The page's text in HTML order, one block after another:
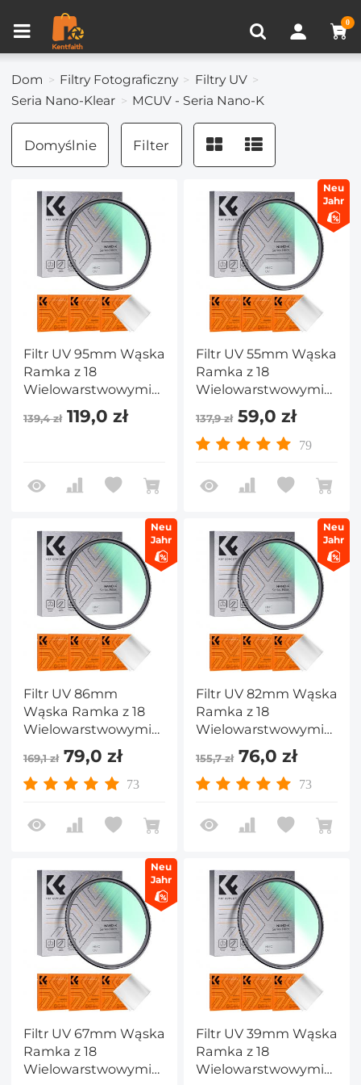
0
Porównanie produktów (0)
Dom Filtry Fotograficzny
Filtry UV
Seria Nano-Klear
MCUV - Seria Nano-K
Domyślnie Filter
Filtr UV 95mm Wąska
Ramka z 18
Wielowarstwowymi
Powłokami do
Obiektywu Aparatu -
139,4 zł119,0 zł
Neu
Jahr
Filtr UV 55mm Wąska
Ramka z 18
Wielowarstwowymi
Powłokami do
Obiektywu Aparatu -
Seria Nano-Klear
137,9 zł59,0 zł
79
Neu
Jahr
Filtr UV 86mm
Wąska Ramka z 18
Wielowarstwowymi
Powłokami do
Obiektywu Aparatu -
Seria Nano-Klear
169,1 zł79,0 zł
73
Neu
Jahr
Filtr UV 82mm Wąska
Ramka z 18
Wielowarstwowymi
Powłokami do
Obiektywu Aparatu -
Seria Nano-Klear
155,7 zł76,0 zł
73
Neu
Jahr
Filtr UV 67mm Wąska
Ramka z 18
Wielowarstwowymi
Filtr UV 39mm Wąska
Ramka z 18
Wielowarstwowymi